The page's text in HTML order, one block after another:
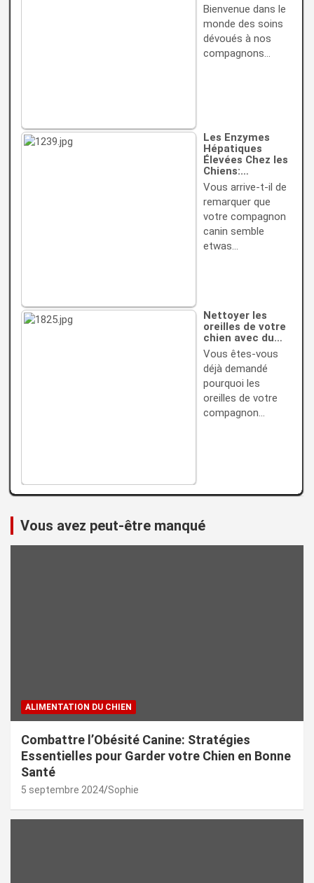
Bienvenue dans le
monde des soins
dévoués à nos
compagnons…
Les Enzymes
Hépatiques
Élevées Chez les
Chiens:…
Vous arrive-t-il de
remarquer que
votre compagnon
canin semble
etwas…
Nettoyer les
oreilles de votre
chien avec du…
Vous êtes-vous
déjà demandé
pourquoi les
oreilles de votre
compagnon…
Vous avez peut-être manqué
ALIMENTATION DU CHIEN
Combattre l’Obésité Canine: Stratégies
Essentielles pour Garder votre Chien en Bonne
Santé
5 septembre 2024 Sophie